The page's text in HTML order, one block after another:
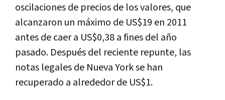
oscilaciones de precios de los valores, que
alcanzaron un máximo de US$19 en 2011
antes de caer a US$0,38 a fines del año
pasado. Después del reciente repunte, las
notas legales de Nueva York se han
recuperado a alrededor de US$1.